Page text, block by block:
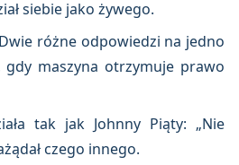
siebie jako żywego.
różne odpowiedzi na jedno
gdy maszyna otrzymuje prawo
tak jak Johnny Piąty: „Nie
czego innego.